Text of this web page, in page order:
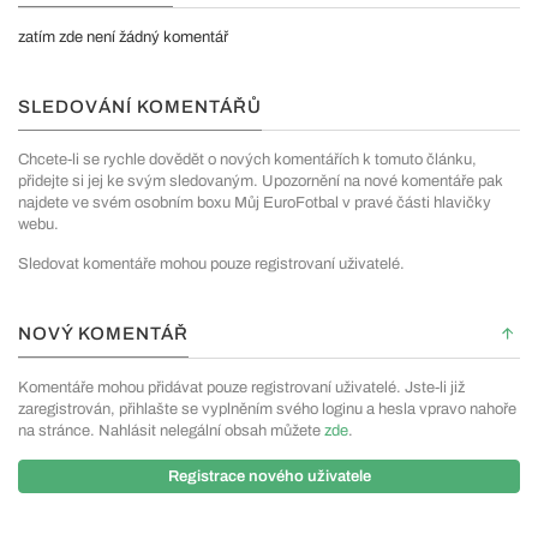
zatím zde není žádný komentář
SLEDOVÁNÍ KOMENTÁŘŮ
Chcete-li se rychle dovědět o nových komentářích k tomuto článku,
přidejte si jej ke svým sledovaným. Upozornění na nové komentáře pak
najdete ve svém osobním boxu Můj EuroFotbal v pravé části hlavičky
webu.
Sledovat komentáře mohou pouze registrovaní uživatelé.
NOVÝ KOMENTÁŘ
Komentáře mohou přidávat pouze registrovaní uživatelé. Jste-li již
zaregistrován, přihlašte se vyplněním svého loginu a hesla vpravo nahoře
na stránce. Nahlásit nelegální obsah můžete zde.
Registrace nového uživatele